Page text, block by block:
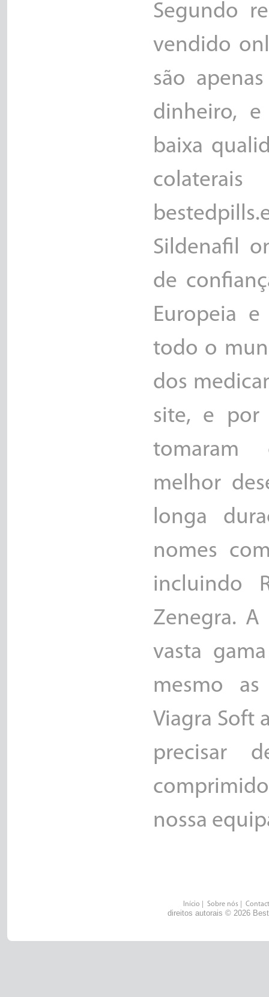
Segundo
vendido
são
dinheiro, e
baixa
Sildenafil
de
Europeia
todo o
dos
site, e por
tomaram
melhor
longa
nomes
incluindo
Zenegra. A
vasta
mesmo
Viagra Soft
precisar
nossa
Início Sobre nós
direitos autorais © 2026